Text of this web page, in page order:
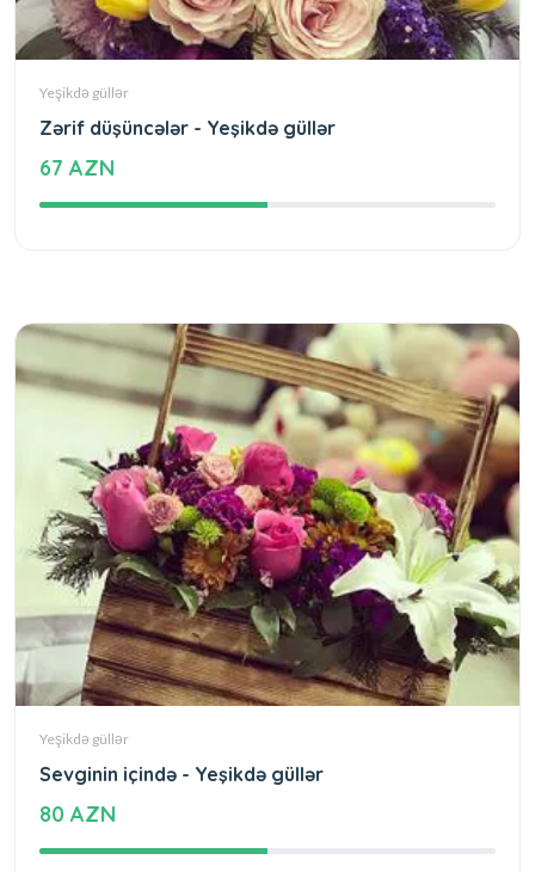
Yeşikdə güllər
Zərif düşüncələr - Yeşikdə güllər
67 AZN
Yeşikdə güllər
Sevginin içində - Yeşikdə güllər
80 AZN